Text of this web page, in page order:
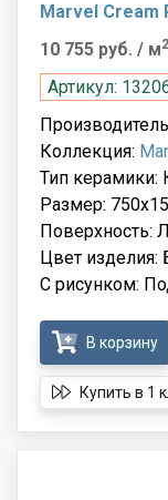
Marvel Cream
10 755 руб. / м2
Артикул:
Коллекция:
Тип керамики:
Размер:
Поверхность:
Цвет
С рисунком:
В корзину
Купить в 1